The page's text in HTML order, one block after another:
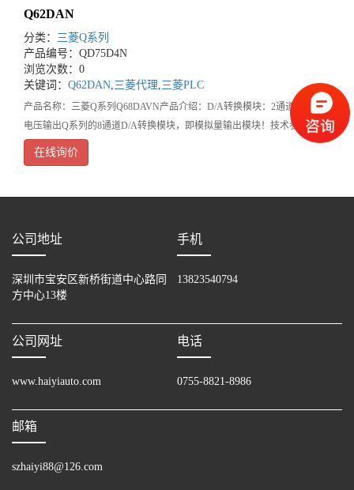
Q62DAN
分类： 三菱Q系列
产品编号：QD75D4N
浏览次数：0
关键词： Q62DAN,三菱代理,三菱PLC
产品名称：三菱Q系列Q68DAVN产品介绍：D/A转换模块：2通道，电流/
电压输出Q系列的8通道D/A转换模块，即模拟量输出模块！技术参数：
【模拟输出点】2点【模拟输出】◆电压：DC-10~+10V
在线询价
公司地址
深圳市宝安区新桥街道中心路同
方中心13楼
手机
13823540794
公司网址
www.haiyiauto.com
电话
0755-8821-8986
邮箱
szhaiyi88@126.com